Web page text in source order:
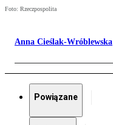
Foto: Rzeczpospolita
Anna Cieślak-Wróblewska
Powiązane